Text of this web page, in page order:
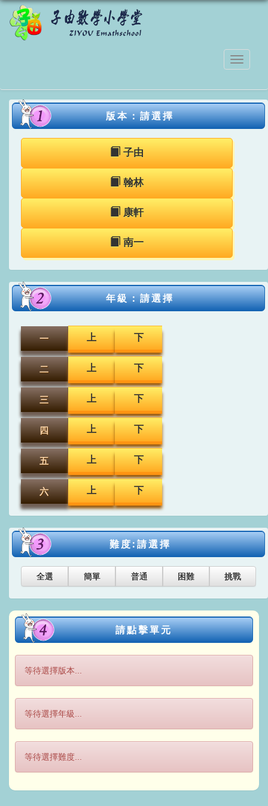
版本：請選擇
子由
翰林
康軒
南一
年級：請選擇
一 上 下
二 上 下
三 上 下
四 上 下
五 上 下
六 上 下
難度:請選擇
全選 簡單 普通 困難 挑戰
請點擊單元
等待選擇版本...
等待選擇年級...
等待選擇難度...